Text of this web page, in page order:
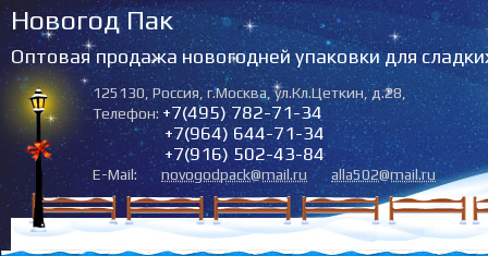
Новогод Пак
Оптовая продажа новогодней упаковки для
125130,Россия,г.Москва,ул.Кл.Цеткин, д.28
Телефон: +7(495) 782-71-34
+7(964) 644-71-34
+7(916) 502-43-84
E-Mail: novogodpack@mail.ru alla502@mail.ru